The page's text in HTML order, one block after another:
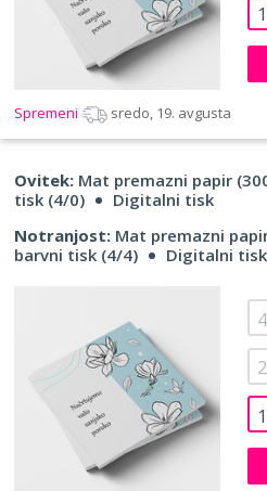
Spremeni sredo, 19. avgusta
Ovitek: Mat premazni papir
tisk (4/0)
Digitalni tisk
Notranjost: Mat premazni
barvni tisk (4/4)
Digitalni tisk